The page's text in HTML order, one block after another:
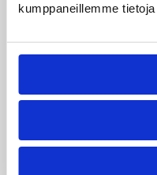
kumppaneillemme